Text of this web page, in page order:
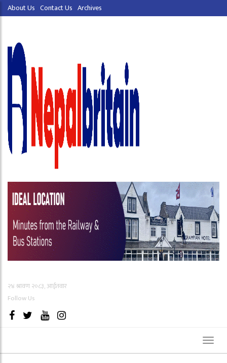
About Us Contact Us Archives
२४ श्रावण २०८३, आईतवार
Follow Us